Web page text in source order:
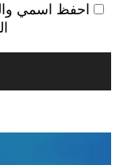
احفظ اسمي